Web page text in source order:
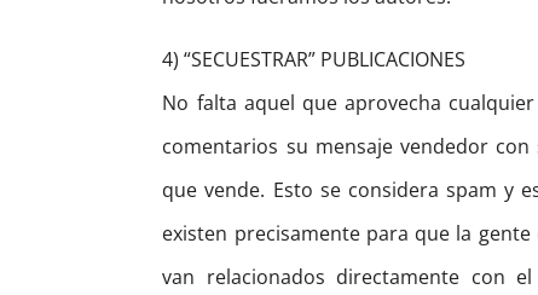
4) “SECUESTRAR” PUBLICACIONES
No falta aquel que aprovecha
comentarios su mensaje vendedor
que vende. Esto se considera spam y
existen precisamente para que la
van relacionados directamente con